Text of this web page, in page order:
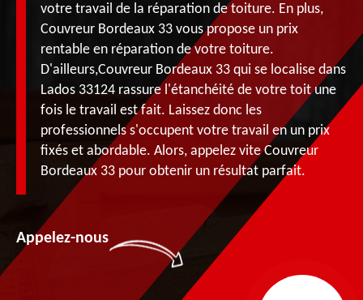
votre travail de la réparation de toiture. En plus,
Couvreur Bordeaux 33 vous propose un prix
rentable en réparation de votre toiture.
D'ailleurs,Couvreur Bordeaux 33 qui se localise dans
Lados 33124 rassure l'étanchéité de votre toit une
fois le travail est fait. Laissez donc les
professionnels s'occupent votre travail en un prix
fixés et abordable. Alors, appelez vite Couvreur
Bordeaux 33 pour obtenir un résultat parfait.
Appelez-nous